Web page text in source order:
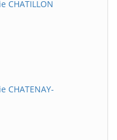
CHATILLON
CHATENAY-